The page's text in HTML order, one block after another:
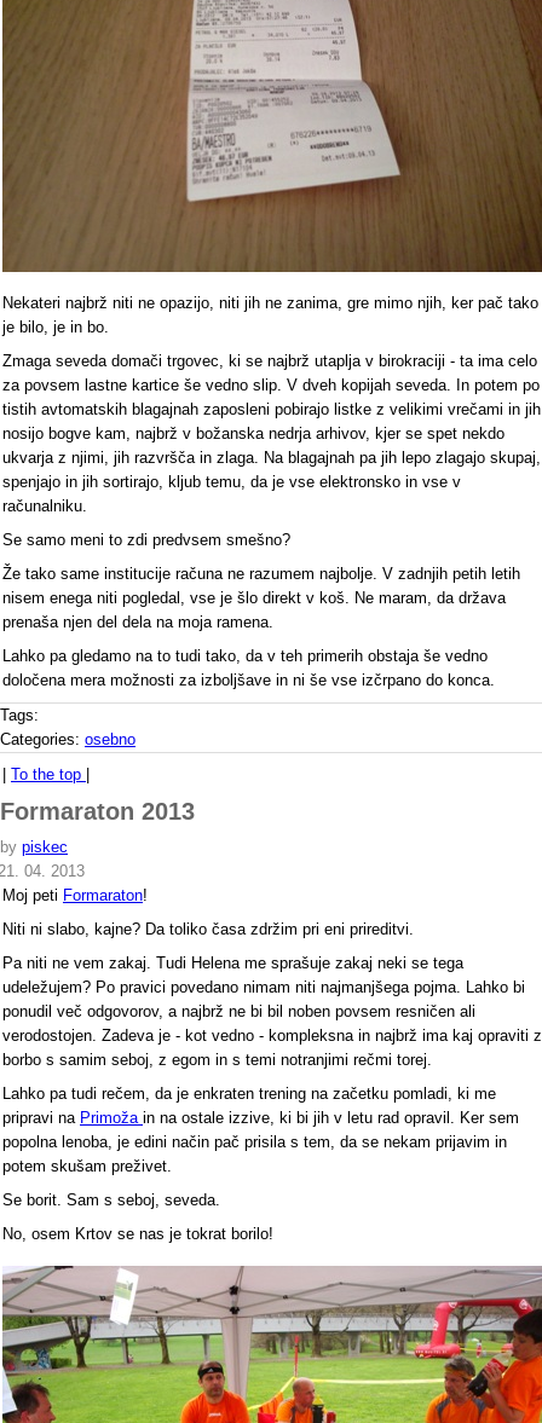
Nekateri najbrž niti ne opazijo, niti jih ne zanima, gre mimo njih, ker pač tako
je bilo, je in bo.
Zmaga seveda domači trgovec, ki se najbrž utaplja v birokraciji - ta ima celo
za povsem lastne kartice še vedno slip. V dveh kopijah seveda. In potem po
tistih avtomatskih blagajnah zaposleni pobirajo listke z velikimi vrečami in jih
nosijo bogve kam, najbrž v božanska nedrja arhivov, kjer se spet nekdo
ukvarja z njimi, jih razvršča in zlaga. Na blagajnah pa jih lepo zlagajo skupaj,
spenjajo in jih sortirajo, kljub temu, da je vse elektronsko in vse v
računalniku.
Se samo meni to zdi predvsem smešno?
Že tako same institucije računa ne razumem najbolje. V zadnjih petih letih
nisem enega niti pogledal, vse je šlo direkt v koš. Ne maram, da država
prenaša njen del dela na moja ramena.
Lahko pa gledamo na to tudi tako, da v teh primerih obstaja še vedno
določena mera možnosti za izboljšave in ni še vse izčrpano do konca.
Tags:
Categories: osebno
To the top
Formaraton 2013
by piskec
04. 2013
Moj peti Formaraton!
Niti ni slabo, kajne? Da toliko časa zdržim pri eni prireditvi.
Pa niti ne vem zakaj. Tudi Helena me sprašuje zakaj neki se tega
udeležujem? Po pravici povedano nimam niti najmanjšega pojma. Lahko bi
ponudil več odgovorov, a najbrž ne bi bil noben povsem resničen ali
verodostojen. Zadeva je - kot vedno - kompleksna in najbrž ima kaj opraviti z
borbo s samim seboj, z egom in s temi notranjimi rečmi torej.
Lahko pa tudi rečem, da je enkraten trening na začetku pomladi, ki me
pripravi na Primoža in na ostale izzive, ki bi jih v letu rad opravil. Ker sem
popolna lenoba, je edini način pač prisila s tem, da se nekam prijavim in
potem skušam preživet.
Se borit. Sam s seboj, seveda.
No, osem Krtov se nas je tokrat borilo!